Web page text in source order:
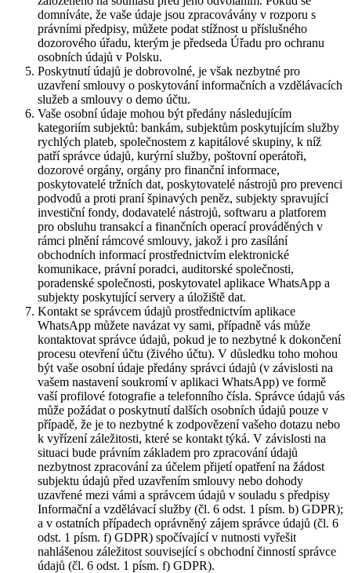
domníváte, že vaše údaje jsou zpracovávány v rozporu s
právními předpisy, můžete podat stížnost u příslušného
dozorového úřadu, kterým je předseda Úřadu pro ochranu
osobních údajů v Polsku.
Poskytnutí údajů je dobrovolné, je však nezbytné pro
uzavření smlouvy o poskytování informačních a vzdělávacích
služeb a smlouvy o demo účtu.
Vaše osobní údaje mohou být předány následujícím
kategoriím subjektů: bankám, subjektům poskytujícím služby
rychlých plateb, společnostem z kapitálové skupiny, k níž
patří správce údajů, kurýrní služby, poštovní operátoři,
dozorové orgány, orgány pro finanční informace,
poskytovatelé tržních dat, poskytovatelé nástrojů pro prevenci
podvodů a proti praní špinavých peněz, subjekty spravující
investiční fondy, dodavatelé nástrojů, softwaru a platforem
pro obsluhu transakcí a finančních operací prováděných v
rámci plnění rámcové smlouvy, jakož i pro zasílání
obchodních informací prostřednictvím elektronické
komunikace, právní poradci, auditorské společnosti,
poradenské společnosti, poskytovatel aplikace WhatsApp a
subjekty poskytující servery a úložiště dat.
Kontakt se správcem údajů prostřednictvím aplikace
WhatsApp můžete navázat vy sami, případně vás může
kontaktovat správce údajů, pokud je to nezbytné k dokončení
procesu otevření účtu (živého účtu). V důsledku toho mohou
být vaše osobní údaje předány správci údajů (v závislosti na
vašem nastavení soukromí v aplikaci WhatsApp) ve formě
vaší profilové fotografie a telefonního čísla. Správce údajů vás
může požádat o poskytnutí dalších osobních údajů pouze v
případě, že je to nezbytné k zodpovězení vašeho dotazu nebo
k vyřízení záležitosti, které se kontakt týká. V závislosti na
situaci bude právním základem pro zpracování údajů
nezbytnost zpracování za účelem přijetí opatření na žádost
subjektu údajů před uzavřením smlouvy nebo dohody
uzavřené mezi vámi a správcem údajů v souladu s předpisy
Informační a vzdělávací služby (čl. 6 odst. 1 písm. b) GDPR);
a v ostatních případech oprávněný zájem správce údajů (čl. 6
odst. 1 písm. f) GDPR) spočívající v nutnosti vyřešit
nahlášenou záležitost související s obchodní činností správce
údajů (čl. 6 odst. 1 písm. f) GDPR).